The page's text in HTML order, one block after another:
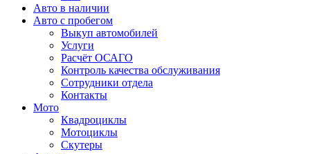
Авто в наличии
Авто с пробегом
Выкуп автомобилей
Услуги
Расчёт ОСАГО
Контроль качества обслуживания
Сотрудники отдела
Контакты
Мото
Квадроциклы
Мотоциклы
Скутеры